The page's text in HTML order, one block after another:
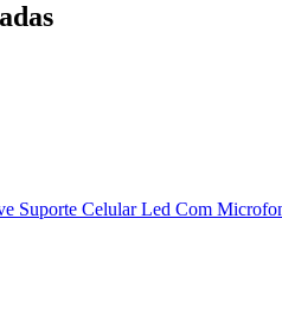
Suporte Celular Led Com